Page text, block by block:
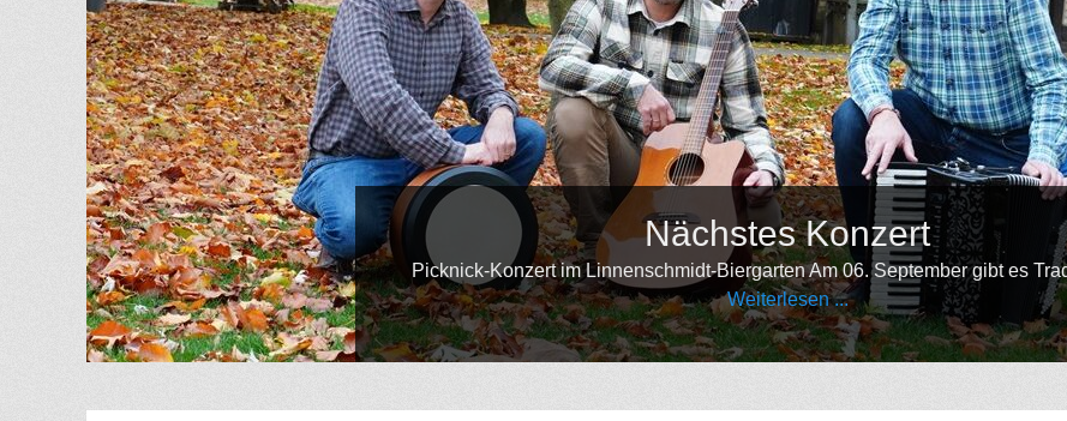
•••••••••••
Nächstes Konzert
Gepostet
am
Von
Hilde
Picknick-Konzert im Linnenschmidt-Biergarten Am 06. September gibt es Traditional Irish
Weiterlesen ...